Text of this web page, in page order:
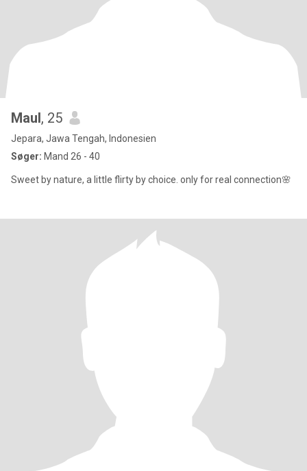
Maul, 25
Jepara, Jawa Tengah, Indonesien
Søger: Mand 26 - 40
Sweet by nature, a little flirty by choice. only for real connection🌸